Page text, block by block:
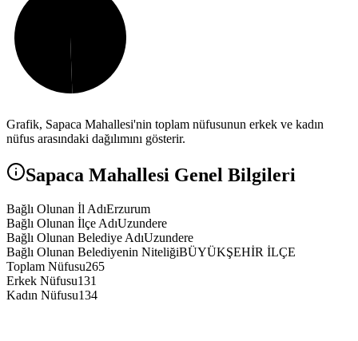
Grafik, Sapaca Mahallesi'nin toplam nüfusunun erkek ve kadın
nüfus arasındaki dağılımını gösterir.
Sapaca Mahallesi Genel Bilgileri
Bağlı Olunan İl AdıErzurum
Bağlı Olunan İlçe AdıUzundere
Bağlı Olunan Belediye AdıUzundere
Bağlı Olunan Belediyenin NiteliğiBÜYÜKŞEHİR İLÇE
Toplam Nüfusu265
Erkek Nüfusu131
Kadın Nüfusu134